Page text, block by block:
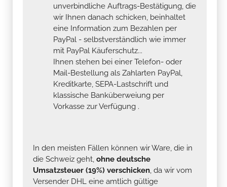
unverbindliche Auftrags-Bestätigung, die
wir Ihnen danach schicken, beinhaltet
eine Information zum Bezahlen per
PayPal - selbstverständlich wie immer
mit PayPal Käuferschutz...
Ihnen stehen bei einer Telefon- oder
Mail-Bestellung als Zahlarten PayPal,
Kreditkarte, SEPA-Lastschrift und
klassische Banküberweiung per
Vorkasse zur Verfügung .
In den meisten Fällen können wir Ware, die in
die Schweiz geht, ohne deutsche
Umsatzsteuer (19%) verschicken, da wir vom
Versender DHL eine amtlich gültige